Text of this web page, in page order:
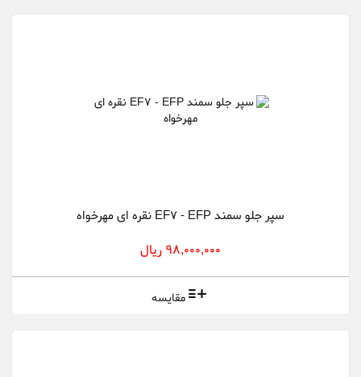
سپر جلو سمند EF7 - EFP نقره ای مهرخواه
98,000,000 ریال
مقایسه